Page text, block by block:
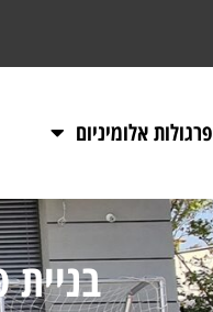
פרגולות אלומיניום